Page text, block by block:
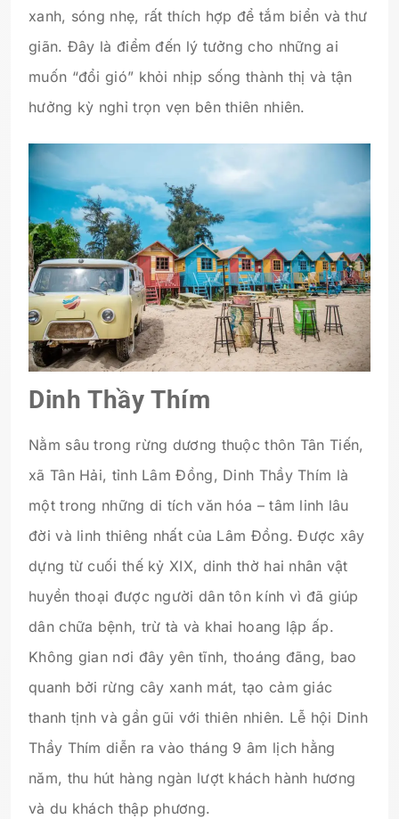
xanh, sóng nhẹ, rất thích hợp để tắm biển và thư
giãn. Đây là điểm đến lý tưởng cho những ai
muốn “đổi gió” khỏi nhịp sống thành thị và tận
hưởng kỳ nghỉ trọn vẹn bên thiên nhiên.
Dinh Thầy Thím
Nằm sâu trong rừng dương thuộc thôn Tân Tiến,
xã Tân Hải, tỉnh Lâm Đồng, Dinh Thầy Thím là
một trong những di tích văn hóa – tâm linh lâu
đời và linh thiêng nhất của Lâm Đồng. Được xây
dựng từ cuối thế kỷ XIX, dinh thờ hai nhân vật
huyền thoại được người dân tôn kính vì đã giúp
dân chữa bệnh, trừ tà và khai hoang lập ấp.
Không gian nơi đây yên tĩnh, thoáng đãng, bao
quanh bởi rừng cây xanh mát, tạo cảm giác
thanh tịnh và gần gũi với thiên nhiên. Lễ hội Dinh
Thầy Thím diễn ra vào tháng 9 âm lịch hằng
năm, thu hút hàng ngàn lượt khách hành hương
và du khách thập phương.